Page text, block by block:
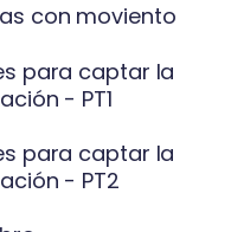
con moviento
para captar la
- PT1
para captar la
- PT2